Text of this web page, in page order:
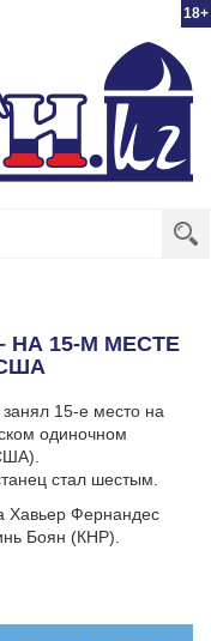
18+
НА 15-М МЕСТЕ
15-е место на
одиночном
стал шестым.
Хавьер Фернандес
Боян (КНР).